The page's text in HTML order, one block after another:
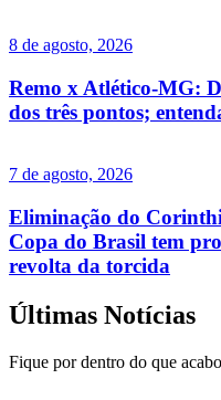
8 de agosto, 2026
Remo x Atlético-MG:
dos três pontos;
7 de agosto, 2026
Eliminação do
Copa do Brasil tem
revolta da torcida
Últimas Notícias
Fique por dentro do que